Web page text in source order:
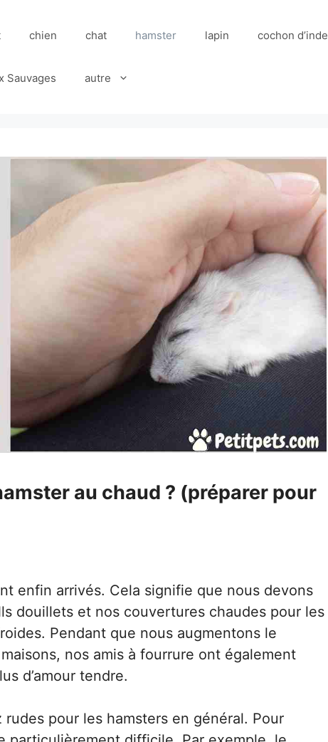
chien chat hamster lapin cochon d’inde
Sauvages autre
au chaud ? (préparer pour
enfin arrivés. Cela signifie que nous devons
douillets et nos couvertures chaudes pour les
Pendant que nous augmentons le
nos amis à fourrure ont également
d’amour tendre.
pour les hamsters en général. Pour